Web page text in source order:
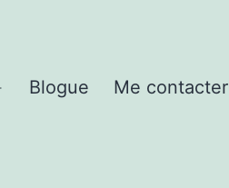
Ouvrir
Blogue Me contacter